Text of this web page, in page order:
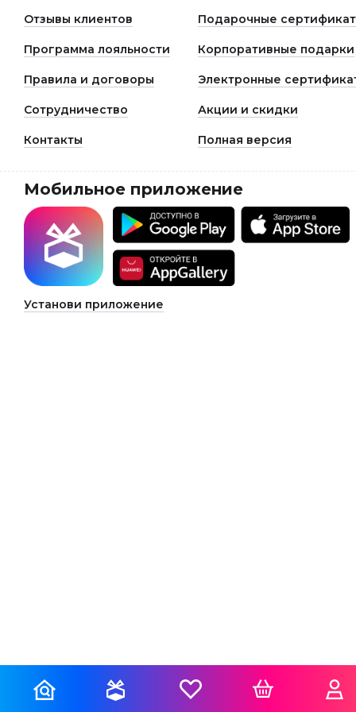
Отзывы клиентов Подарочные
Программа лояльности Корпоративные подарки
Правила и договоры Электронные
Сотрудничество Акции и скидки
Контакты Полная версия
Мобильное приложение
Установи приложение